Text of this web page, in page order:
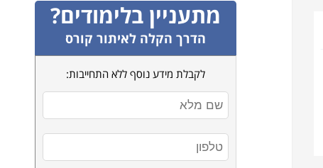
מתעניין בלימודים?
הדרך הקלה לאיתור קורס
לקבלת מידע נוסף ללא התחייבות: